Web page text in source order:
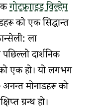
गोटफ्रााइड विल्हेम
को एक सिद्धान्त
ला
दार्शनिक
एक हो। यो लगभग
मोनाडहरूको
ग्रन्थ हो।